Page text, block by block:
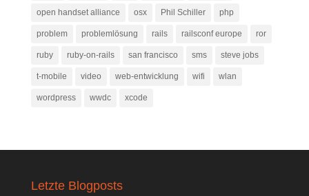
open handset alliance osx Phil Schiller php
problem problemlösung rails railsconf europe ror
ruby ruby-on-rails san francisco sms steve jobs
t-mobile video web-entwicklung wifi wlan
wordpress wwdc xcode
Letzte Blogposts